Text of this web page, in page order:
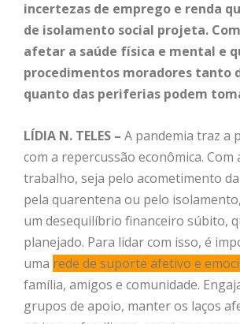
incertezas de emprego e renda
de isolamento social projeta.
afetar a saúde física e mental e
procedimentos moradores tanto
quanto das periferias podem
LÍDIA N. TELES – A pandemia traz a
com a repercussão econômica. Com
trabalho, seja pelo acometimento
pela quarentena ou pelo
um desequilíbrio financeiro súbito,
planejado. Para lidar com isso, é
uma rede de suporte afetivo e
família, amigos e comunidade.
grupos de apoio, manter os laços